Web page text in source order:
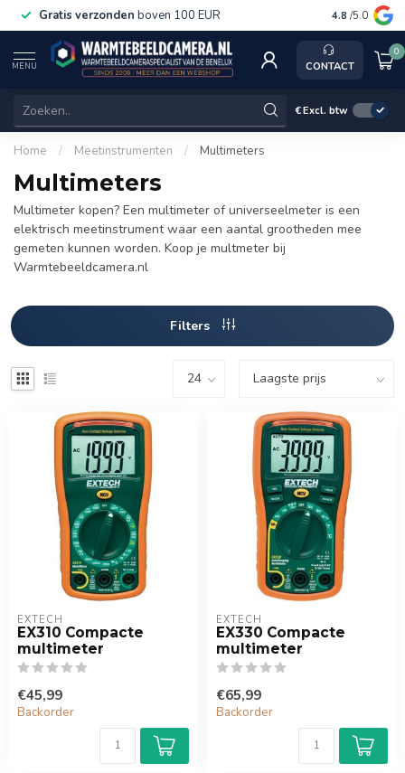
Gratis verzonden boven 100 EUR Service,
4.8 /5.0
MENU CONTACT
0
€Excl. btw
Home / Meetinstrumenten / Multimeters
Multimeters
Multimeter kopen? Een multimeter of universeelmeter is een
elektrisch meetinstrument waar een aantal grootheden mee
gemeten kunnen worden. Koop je multmeter bij
Warmtebeeldcamera.nl
Filters
EXTECH
EX310 Compacte
multimeter
€45,99
Backorder
EXTECH
EX330 Compacte
multimeter
€65,99
Backorder